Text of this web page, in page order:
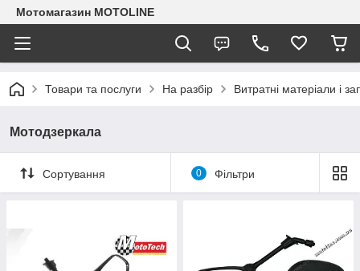
Мотомагазин MOTOLINE
Товари та послуги На разбір Витратні матеріали і
Мотодзеркала
Сортування 0 Фільтри